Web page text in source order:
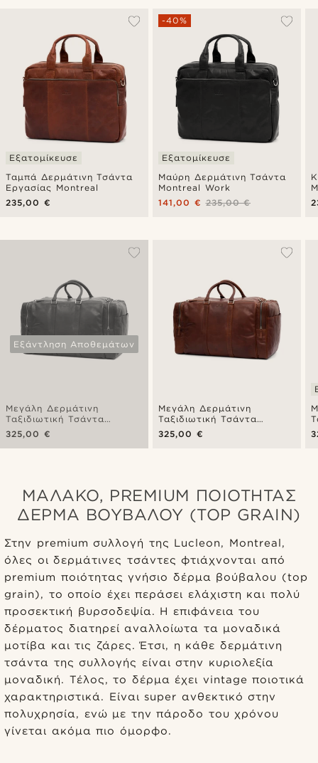
Ταμπά Δερμάτινη Τσάντα
Εργασίας Montreal
Εξατομίκευσε
235,00 €
Μαύρη Δερμάτινη Τσάντα
Montreal Work
-40%
Εξατομίκευσε
235,00 €
141,00 €
Εξάντληση Αποθεμάτων
Μεγάλη Δερμάτινη
Ταξιδιωτική Τσάντα
Montreal Olive Weekender
325,00 €
Μεγάλη Δερμάτινη
Ταξιδιωτική Τσάντα
Montreal Tan Weekend
325,00 €
ΜΑΛΑΚΌ, PREMIUM ΠΟΙΌΤΗΤΑΣ
ΔΈΡΜΑ ΒΟΎΒΑΛΟΥ (TOP GRAIN)
Στην premium συλλογή της Lucleon, Montreal,
όλες οι δερμάτινες τσάντες φτιάχνονται από
premium ποιότητας γνήσιο δέρμα βούβαλου (top
grain), το οποίο έχει περάσει ελάχιστη και πολύ
προσεκτική βυρσοδεψία. Η επιφάνεια του
δέρματος διατηρεί αναλλοίωτα τα μοναδικά
μοτίβα και τις ζάρες. Έτσι, η κάθε δερμάτινη
τσάντα της συλλογής είναι στην κυριολεξία
μοναδική. Τέλος, το δέρμα έχει vintage ποιοτικά
χαρακτηριστικά. Είναι super ανθεκτικό στην
πολυχρησία, ενώ με την πάροδο του χρόνου
γίνεται ακόμα πιο όμορφο.